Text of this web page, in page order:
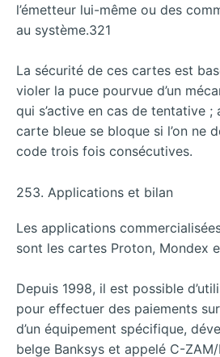
l’émetteur lui-même ou des
au système.321
La sécurité de ces cartes est
violer la puce pourvue d’un
qui s’active en cas de tentative ;
carte bleue se bloque si l’on ne
code trois fois consécutives.
253. Applications et bilan
Les applications
sont les cartes Proton, Mondex
Depuis 1998, il est possible
pour effectuer des paiements
d’un équipement spécifique,
belge Banksys et appelé C-